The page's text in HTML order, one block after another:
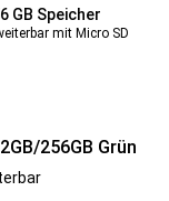
GB Speicher
mit Micro SD
256GB Grün